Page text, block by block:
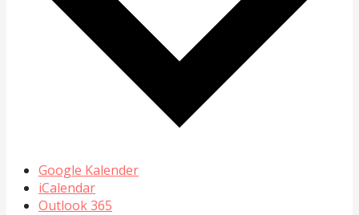
Google Kalender
iCalendar
Outlook 365